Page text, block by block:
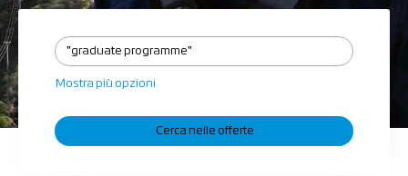
Mostra più opzioni